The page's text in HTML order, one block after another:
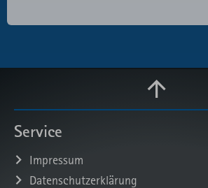
Service
Impressum
Datenschutzerklärung